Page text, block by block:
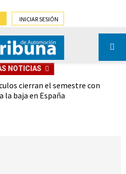
INICIAR SESIÓN
NOTICIAS
cierran el semestre con
la baja en España